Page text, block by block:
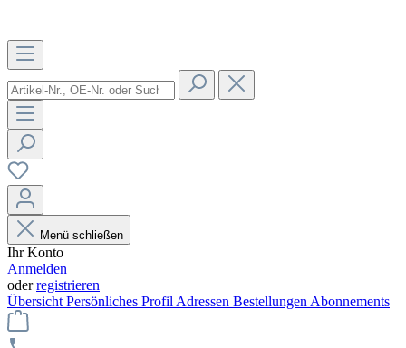
Menü schließen
Ihr Konto
Anmelden
oderregistrieren
Übersicht Persönliches Profil Adressen Bestellungen Abonnements